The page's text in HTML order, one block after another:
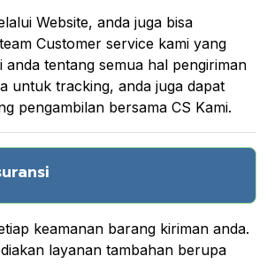
Website, anda juga bisa
Customer service kami yang
anda tentang semua hal pengiriman
untuk tracking, anda juga dapat
pengambilan bersama CS Kami.
keamanan barang kiriman anda.
layanan tambahan berupa